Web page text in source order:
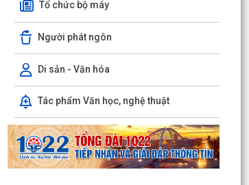
Tổ chức bộ máy
Người phát ngôn
Di sản - Văn hóa
Tác phẩm Văn học, nghệ thuật
Thông báo công khai tình hình thực hiện dự
toán ngân sách quý II năm 2026
XÃ TIÊN LÃNG TỔ CHỨC LỄ CHÀO CỜ THÁNG 8
NĂM 2026
09/08/2026)
Kế hoạch triển khai Đề án "Tuyên truyền, phổ
biến pháp luật cho người lao độngvà người sử